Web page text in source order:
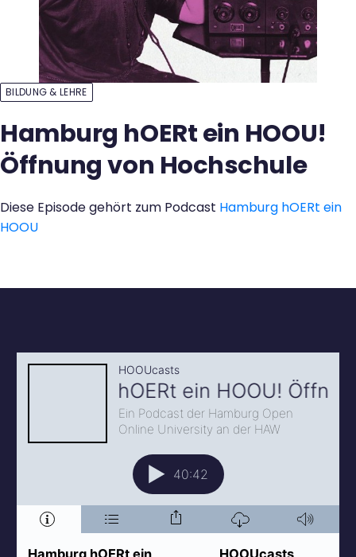
Über uns
Kontakt
BILDUNG & LEHRE
Hamburg hOERt ein HOOU!
Öffnung von Hochschule
Diese Episode gehört zum Podcast Hamburg hOERt ein
HOOU